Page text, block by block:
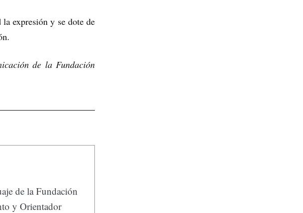
expresión y se dote de
de la Fundación
de la Fundación
y Orientador